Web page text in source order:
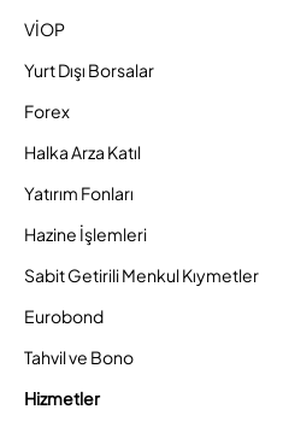
VİOP
Yurt Dışı Borsalar
Forex
Halka Arza Katıl
Yatırım Fonları
Hazine İşlemleri
Sabit Getirili Menkul Kıymetler
Eurobond
Tahvil ve Bono
Hizmetler